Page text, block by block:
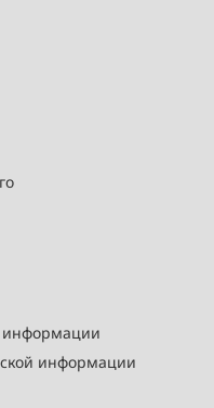
информации
информации